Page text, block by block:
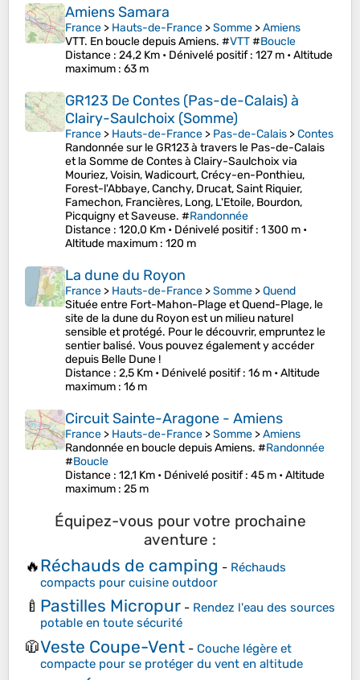
Amiens Samara
France > Hauts-de-France >Somme >Amiens
VTT. En boucle depuis Amiens. #VTT#Boucle
Distance : 24,2 Km • Dénivelé positif: 127 m •Altitude
maximum : 63 m
GR123 De Contes (Pas-de-Calais) à
Clairy-Saulchoix (Somme)
France > Hauts-de-France > Pas-de-Calais >Contes
Randonnée sur le GR123 à travers le Pas-de-Calais
et la Somme de Contes à Clairy-Saulchoix via
Mouriez, Voisin, Wadicourt, Crécy-en-Ponthieu,
Forest-l'Abbaye, Canchy, Drucat, Saint Riquier,
Famechon, Francières, Long, L'Etoile, Bourdon,
Picquigny et Saveuse. #Randonnée
Distance : 120,0 Km • Dénivelé positif: 1 300 m •
Altitude maximum : 120 m
La dune du Royon
France > Hauts-de-France >Somme >Quend
Située entre Fort-Mahon-Plage et Quend-Plage, le
site de la dune du Royon est un milieu naturel
sensible et protégé. Pour le découvrir, empruntez le
sentier balisé. Vous pouvez également y accéder
depuis Belle Dune !
Distance : 2,5 Km • Dénivelé positif: 16 m •Altitude
maximum : 16 m
Circuit Sainte-Aragone - Amiens
France > Hauts-de-France >Somme >Amiens
Randonnée en boucle depuis Amiens. #Randonnée
#Boucle
Distance : 12,1 Km • Dénivelé positif: 45 m •Altitude
maximum : 25 m
Équipez-vous pour votre prochaine
aventure :
🔥Réchauds de camping - Réchauds
compacts pour cuisine outdoor
🍼 Pastilles Micropur - Rendez l'eau des sources
potable en toute sécurité
🧥Veste Coupe-Vent - Couche légère et
compacte pour se protéger du vent en altitude